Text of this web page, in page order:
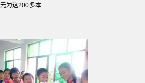
为这200多本...